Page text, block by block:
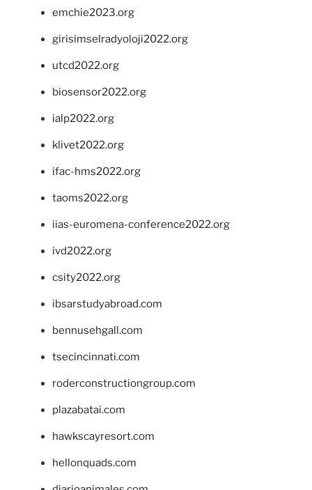
emchie2023.org
girisimselradyoloji2022.org
utcd2022.org
biosensor2022.org
ialp2022.org
klivet2022.org
ifac-hms2022.org
taoms2022.org
iias-euromena-conference2022.org
ivd2022.org
csity2022.org
ibsarstudyabroad.com
bennusehgall.com
tsecincinnati.com
roderconstructiongroup.com
plazabatai.com
hawkscayresort.com
hellonquads.com